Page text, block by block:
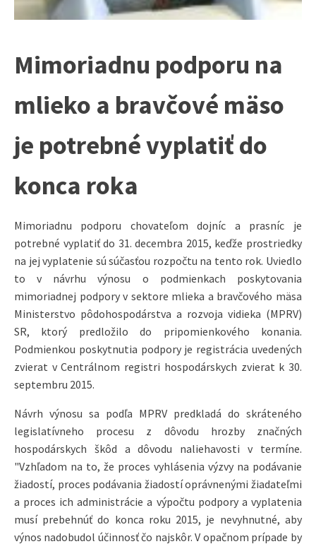
Mimoriadnu podporu na
mlieko a bravčové mäso
je potrebné vyplatiť do
konca roka
Mimoriadnu podporu chovateľom dojníc a prasníc je
potrebné vyplatiť do 31. decembra 2015, keďže prostriedky
na jej vyplatenie sú súčasťou rozpočtu na tento rok. Uviedlo
to v návrhu výnosu o podmienkach poskytovania
mimoriadnej podpory v sektore mlieka a bravčového mäsa
Ministerstvo pôdohospodárstva a rozvoja vidieka (MPRV)
SR, ktorý predložilo do pripomienkového konania.
Podmienkou poskytnutia podpory je registrácia uvedených
zvierat v Centrálnom registri hospodárskych zvierat k 30.
septembru 2015.
Návrh výnosu sa podľa MPRV predkladá do skráteného
legislatívneho procesu z dôvodu hrozby značných
hospodárskych škôd a dôvodu naliehavosti v termíne.
"Vzhľadom na to, že proces vyhlásenia výzvy na podávanie
žiadostí, proces podávania žiadostí oprávnenými žiadateľmi
a proces ich administrácie a výpočtu podpory a vyplatenia
musí prebehnúť do konca roku 2015, je nevyhnutné, aby
výnos nadobudol účinnosť čo najskôr. V opačnom prípade by